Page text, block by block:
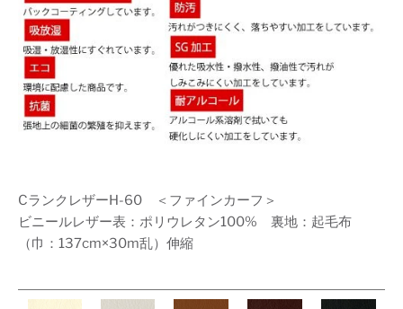
CランクレザーH-60 ＜ファインカーフ＞
ビニールレザー表：ポリウレタン100% 裏地：起毛布
（巾：137cm×30m乱）伸縮